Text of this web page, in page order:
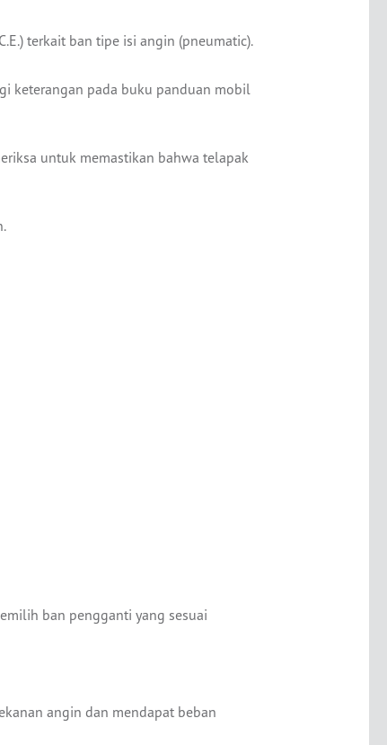
terkait ban tipe isi angin (pneumatic).
keterangan pada buku panduan mobil
untuk memastikan bahwa telapak
ban pengganti yang sesuai
angin dan mendapat beban